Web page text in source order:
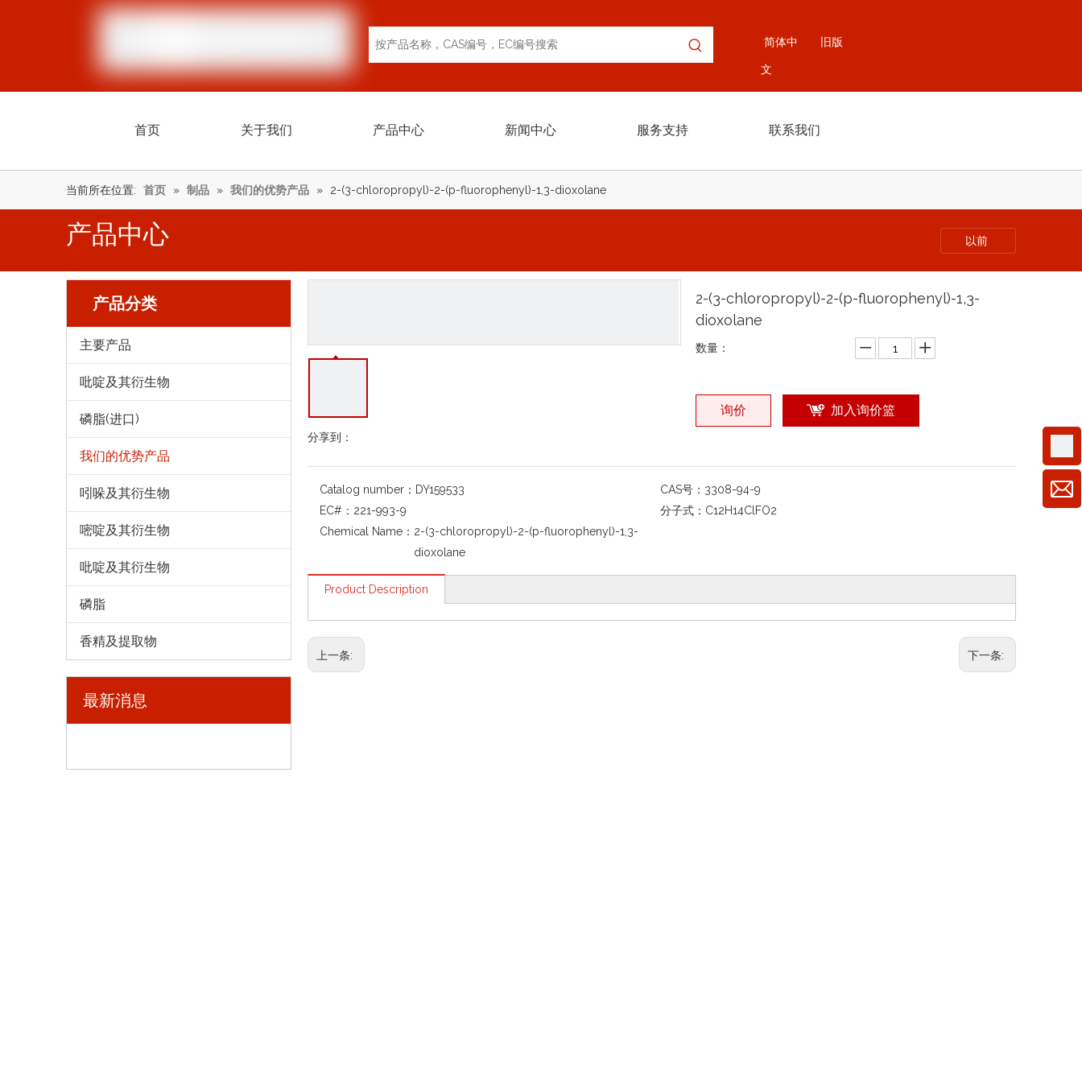
简体中
文
旧版
首页 关于我们 产品中心 新闻中心 服务支持 联系我们
当前所在位置: 首页 » 制品 » 我们的优势产品 » 2-(3-chloropropyl)-2-(p-fluorophenyl)-1,3-dioxolane
产品中心 以前
产品分类
主要产品
吡啶及其衍生物
磷脂(进口)
我们的优势产品
吲哚及其衍生物
嘧啶及其衍生物
吡啶及其衍生物
磷脂
香精及提取物
最新消息
分享到：
2-(3-chloropropyl)-2-(p-fluorophenyl)-1,3-
dioxolane
数量：
询价 加入询价篮
Catalog number： DY159533 CAS号： 3308-94-9
EC#： 221-993-9 分子式： C12H14ClFO2
Chemical Name： 2-(3-chloropropyl)-2-(p-fluorophenyl)-1,3-
dioxolane
Product Description
上一条: 下一条: